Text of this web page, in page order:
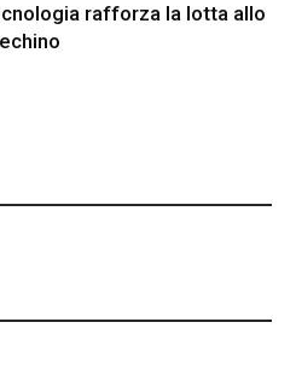
rafforza la lotta allo